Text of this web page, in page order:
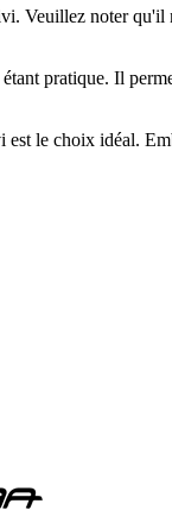
Veuillez noter qu'il
pratique. Il
le choix idéal.